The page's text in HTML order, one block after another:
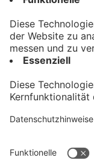
Kontakt
Impressum